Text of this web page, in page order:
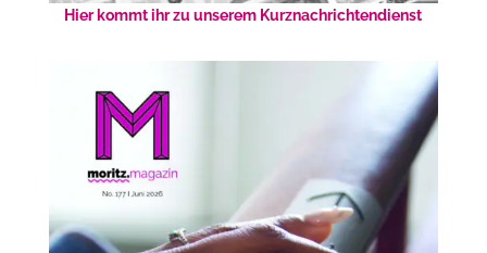
Hier kommt ihr zu unserem Kurznachrichtendienst